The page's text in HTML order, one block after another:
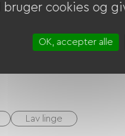
(ANCV)
Lav linge
cookies og
OK, accepter alle